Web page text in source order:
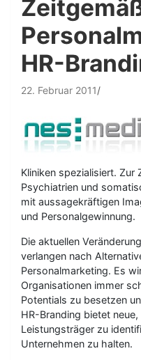
HR-
22. Februar 2011
Kliniken spezialisiert.
Psychiatrien und
mit aussagekräftigen
und Personalgewinnung.
Die aktuellen
verlangen nach
Personalmarketing. Es
Organisationen immer
Potentials zu besetzen
HR-Branding bietet
Leistungsträger zu
Unternehmen zu halten.